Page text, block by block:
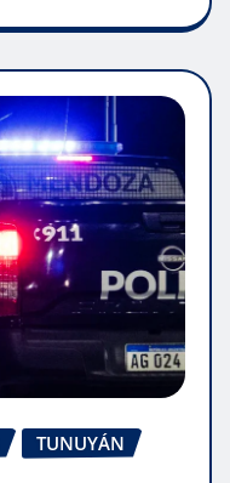
TUNUYÁN